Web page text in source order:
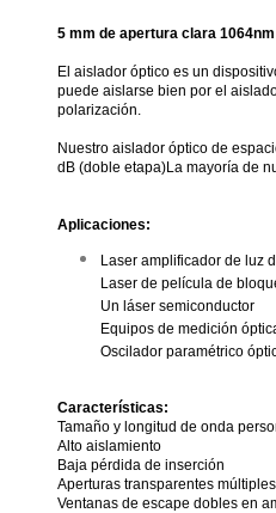
5 mm de apertura clara
El aislador óptico es un
puede aislarse bien por el
polarización.
Nuestro aislador óptico de
dB (doble etapa)La mayoría de
Aplicaciones:
Laser amplificador de luz
Laser de película de
Un láser semiconductor
Equipos de medición
Oscilador paramétrico
Características:
Tamaño y longitud de onda
Alto aislamiento
Baja pérdida de inserción
Aperturas transparentes múltiples
Ventanas de escape dobles en